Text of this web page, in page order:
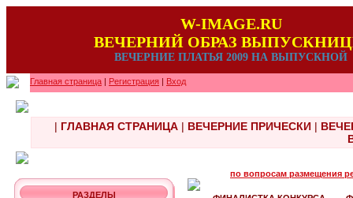
W-IMAGE.RU
ВЕЧЕРНИЙ ОБРАЗ
ВЕЧЕРНИЕ ПЛАТЬЯ 2009 НА ВЫПУСКНОЙ
Главная страница | Регистрация | Вход
| ГЛАВНАЯ СТРАНИЦА| ВЕЧЕРНИЕ ПРИЧЕСКИ|
по вопросам размещения
РАЗДЕЛЫ